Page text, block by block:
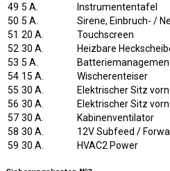
49 5 A.
Instrumententafel
50 5 A.
Sirene, Einbruch- /
51 20 A.
Touchscreen
52 30 A.
Heizbare
53 5 A.
54 15 A.
Wischerenteiser
55 30 A.
Elektrischer Sitz
56 30 A.
Elektrischer Sitz
57 30 A.
Kabinenventilator
58 30 A.
12V Subfeed /
59 30 A. HVAC2 Power